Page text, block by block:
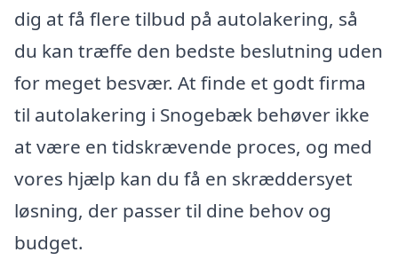
dig at få flere tilbud på autolakering, så
du kan træffe den bedste beslutning uden
for meget besvær. At finde et godt firma
til autolakering i Snogebæk behøver ikke
at være en tidskrævende proces, og med
vores hjælp kan du få en skræddersyet
løsning, der passer til dine behov og
budget.